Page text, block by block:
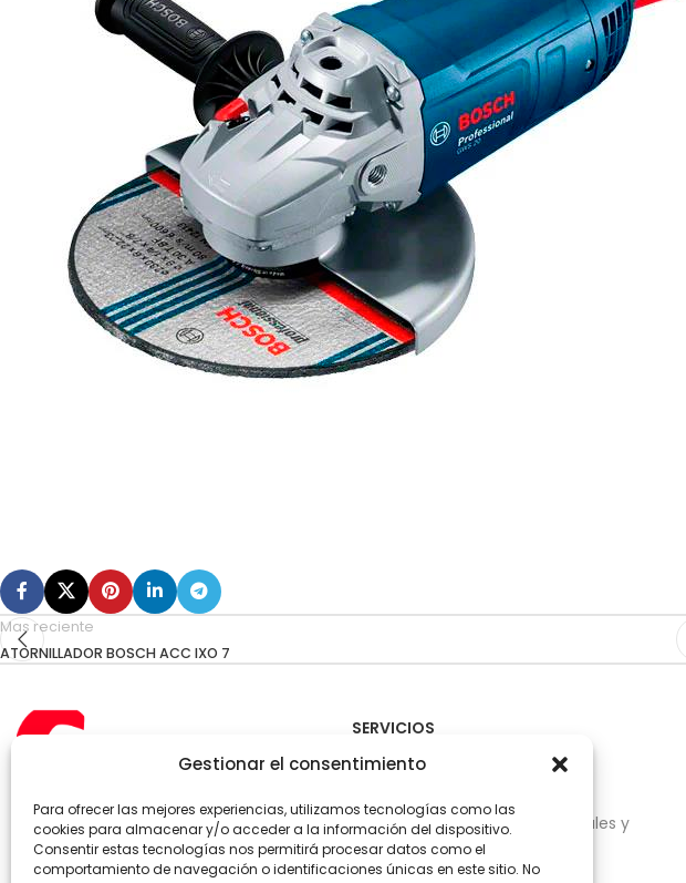
Gestionar el consentimiento
Para ofrecer las mejores experiencias, utilizamos tecnologías como las
cookies para almacenar y/o acceder a la información del dispositivo.
Consentir estas tecnologías nos permitirá procesar datos como el
comportamiento de navegación o identificaciones únicas en este sitio. No
Mas reciente
ATORNILLADOR BOSCH ACC IXO 7
Teléfono: +34 968 52 77 50
SERVICIOS
CRANEMANT – Técnica de
NIPPON GASES – Gases Industriales y
Soldadura